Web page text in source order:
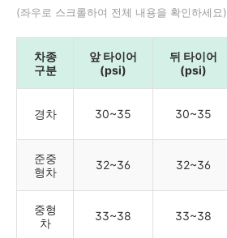
(좌우로 스크롤하여 전체 내용을 확인하세요)
차종
구분
앞 타이어
(psi)
뒤 타이어
(psi)
경차 30~35 30~35
준중
형차
32~36 32~36
중형
차
33~38 33~38